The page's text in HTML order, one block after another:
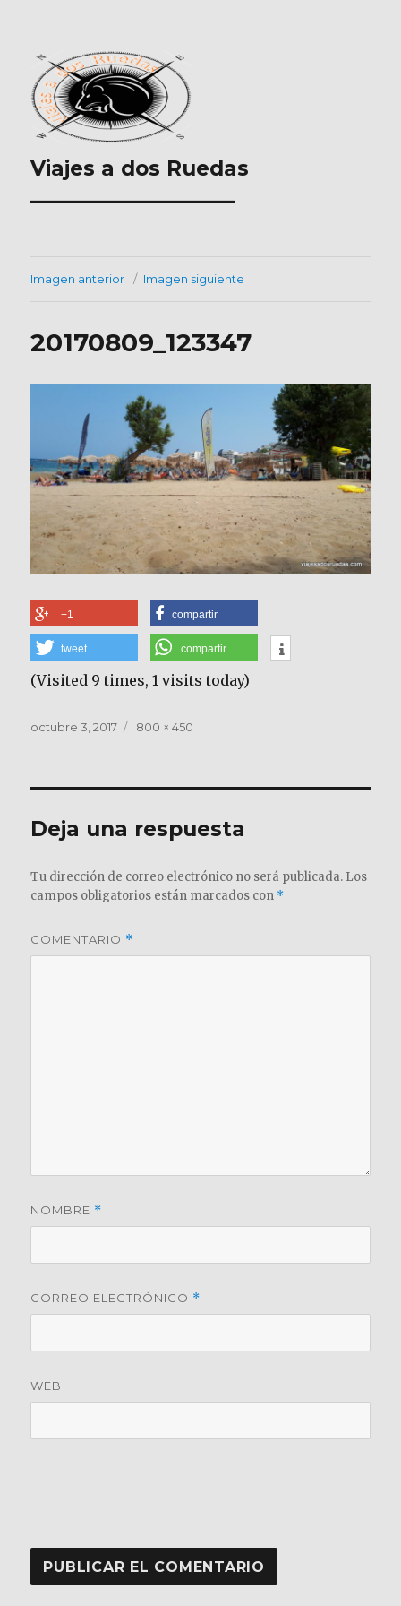
Viajes a dos Ruedas
___________________
Imagen anterior Imagen siguiente
20170809_123347
+1 compartir
tweet compartir
(Visited 9 times, 1 visits today)
Publicado
octubre 3, 2017
Tamaño
800 × 450
Deja una respuesta
Tu dirección de correo electrónico no será publicada. Los
campos obligatorios están marcados con *
COMENTARIO *
NOMBRE *
CORREO ELECTRÓNICO *
WEB